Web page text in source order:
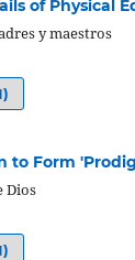
of Physical
y maestros
to Form
Dios